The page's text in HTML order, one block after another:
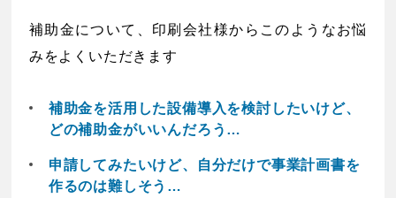
補助金について、印刷会社様からこのようなお悩
みをよくいただきます
補助金を活用した設備導入を検討したいけど、
どの補助金がいいんだろう…
申請してみたいけど、自分だけで事業計画書を
作るのは難しそう…